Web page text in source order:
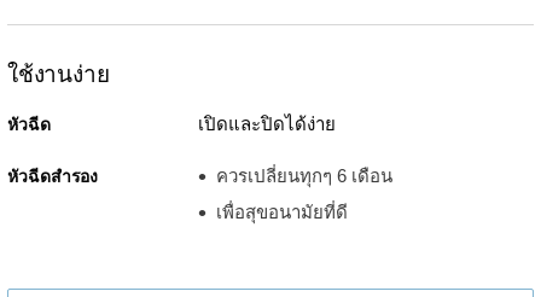
ใช้งานง่าย
หัวฉีด เปิดและปิดได้ง่าย
หัวฉีดสำรอง
ควรเปลี่ยนทุกๆ 6 เดือน
เพื่อสุขอนามัยที่ดี